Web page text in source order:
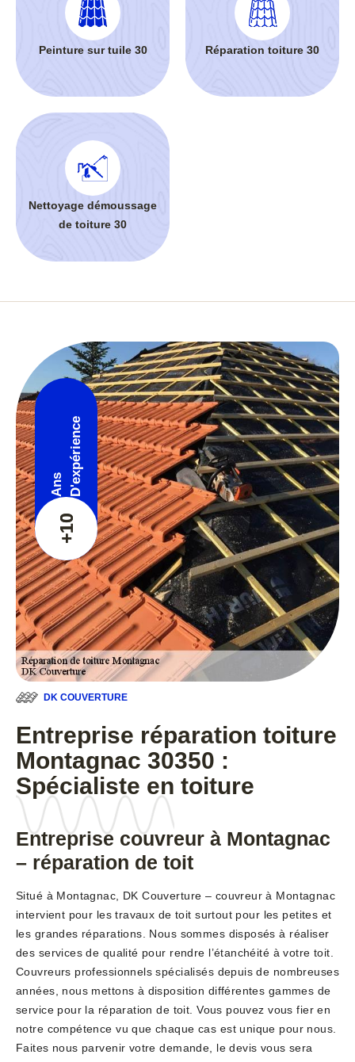
Peinture sur tuile 30 Réparation toiture 30
Nettoyage démoussage
de toiture 30
+10
Ans D'expérience
DK COUVERTURE
Entreprise réparation toiture
Montagnac 30350 :
Spécialiste en toiture
Entreprise couvreur à Montagnac
– réparation de toit
Situé à Montagnac, DK Couverture – couvreur à Montagnac
intervient pour les travaux de toit surtout pour les petites et
les grandes réparations. Nous sommes disposés à réaliser
des services de qualité pour rendre l’étanchéité à votre toit.
Couvreurs professionnels spécialisés depuis de nombreuses
années, nous mettons à disposition différentes gammes de
service pour la réparation de toit. Vous pouvez vous fier en
notre compétence vu que chaque cas est unique pour nous.
Faites nous parvenir votre demande, le devis vous sera